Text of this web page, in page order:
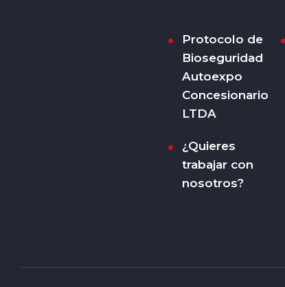
Protocolo de
Bioseguridad
Autoexpo
Concesionario
LTDA
¿Quieres
trabajar con
nosotros?